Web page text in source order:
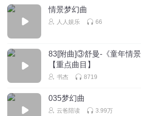
情景梦幻曲
人人娱乐 66
83[附曲]③舒曼-《童年情
【重点曲目】
书杰 8719
035梦幻曲
云爸陪读 3.99万